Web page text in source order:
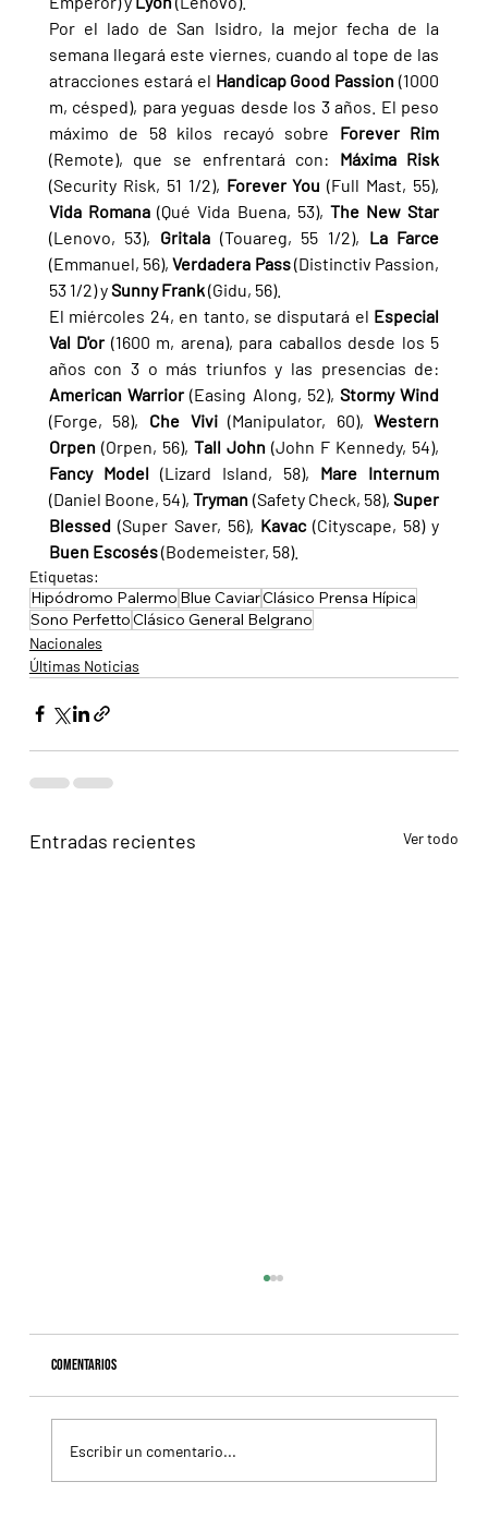
Por el lado de San Isidro, la mejor fecha de la
semana llegará este viernes, cuando al tope de las
atracciones estará el Handicap Good Passion (1000
m, césped), para yeguas desde los 3 años. El peso
máximo de 58 kilos recayó sobre
(Remote), que se enfrentará con:
(Security Risk, 51 1/2), Forever You
Vida Romana (Qué Vida Buena, 53),
(Lenovo, 53), Gritala (Touareg, 55 1/2),
(Emmanuel, 56), Verdadera Pass (Distinctiv Passion,
53 1/2) y Sunny Frank (Gidu, 56).
El miércoles 24, en tanto, se disputará el Especial
Val D'or (1600 m, arena), para caballos desde los 5
American Warrior (Easing Along, 52),
(Forge, 58), Che Vivi (Manipulator, 60), Western
Orpen (Orpen, 56), Tall John
Fancy Model (Lizard Island, 58),
(Daniel Boone, 54), Tryman (Safety Check, 58), Super
Blessed (Super Saver, 56), Kavac
Buen Escosés (Bodemeister, 58).
Etiquetas:
Hipódromo Palermo Blue CaviarClásico Prensa Hípica
Sono PerfettoClásico General Belgrano
Nacionales
Últimas Noticias
Entradas recientes Ver todo
Comentarios
Escribir un comentario...